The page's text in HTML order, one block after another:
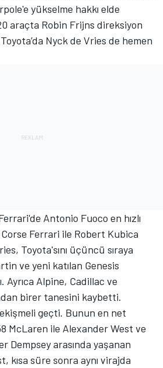
yükselme hakkı elde
araçta Robin Frijns direksiyon
Nyck de Vries de hemen
Antonio Fuoco en hızlı
Ferrari ile Robert Kubica
Toyota'sını üçüncü sıraya
ve yeni katılan Genesis
Ayrıca Alpine, Cadillac ve
birer tanesini kaybetti.
geçti. Bunun en net
McLaren ile Alexander West ve
Dempsey arasında yaşanan
kısa süre sonra aynı virajda